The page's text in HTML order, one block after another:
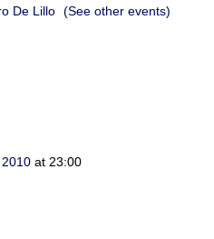
De Lillo (See other events)
at 23:00